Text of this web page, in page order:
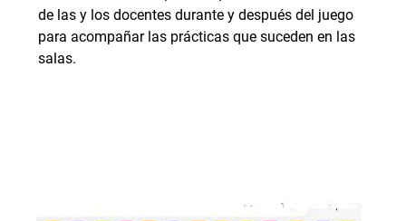
de las y los docentes durante y después del juego
para acompañar las prácticas que suceden en las
salas.